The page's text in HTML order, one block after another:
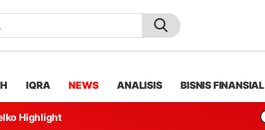
IQRA NEWS ANALISIS BISNIS FINANSIAL
Highlight